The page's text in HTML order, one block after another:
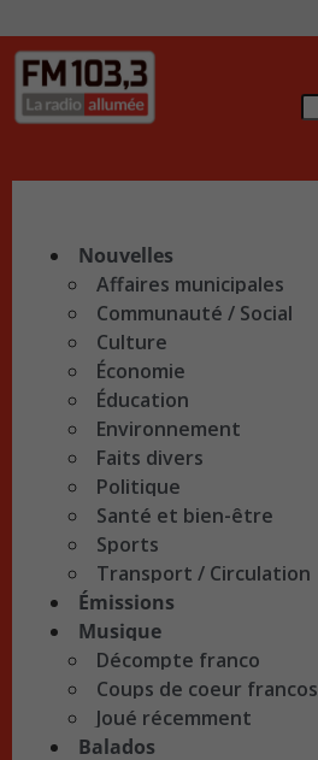
Nouvelles
Affaires municipales
Communauté / Social
Culture
Économie
Éducation
Environnement
Faits divers
Politique
Santé et bien-être
Sports
Transport / Circulation
Émissions
Musique
Décompte franco
Coups de coeur francos
Joué récemment
Balados